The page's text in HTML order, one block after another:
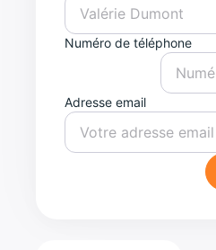
Numéro de téléphone
Adresse email